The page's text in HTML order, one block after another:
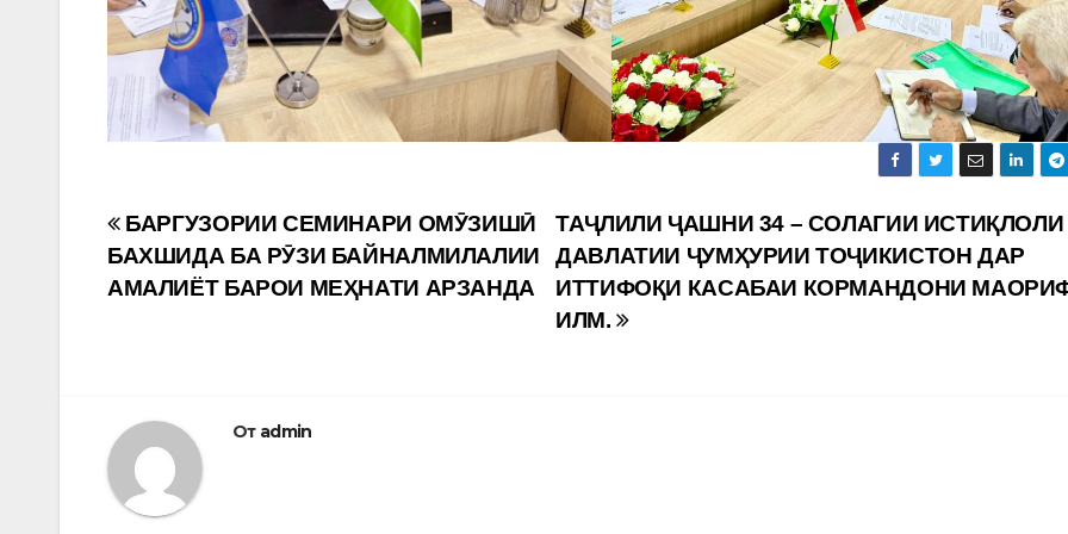
Навигация
по
ТАҶЛИЛИ ҶАШНИ 34 – СОЛАГИИ ИСТИҚЛОЛИ
ДАВЛАТИИ ҶУМҲУРИИ ТОҶИКИСТОН ДАР
ИТТИФОҚИ КАСАБАИ КОРМАНДОНИ
ИЛМ.
БАРГУЗОРИИ СЕМИНАРИ ОМӮЗИШӢ
БАХШИДА БА РӮЗИ БАЙНАЛМИЛАЛИИ
АМАЛИЁТ БАРОИ МЕҲНАТИ АРЗАНДА
От admin